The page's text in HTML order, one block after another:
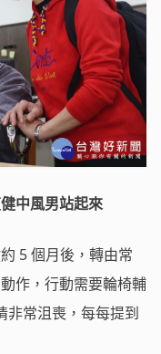
中風男站起來
5 個月後，轉由常
作，行動需要輪椅輔
非常沮喪，每每提到